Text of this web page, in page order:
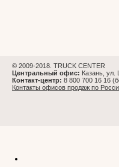
© 2009-2018. TRUCK CENTER
Центральный офис: Казань, ул.
Контакт-центр: 8 800 700 16 16
Контакты офисов продаж по